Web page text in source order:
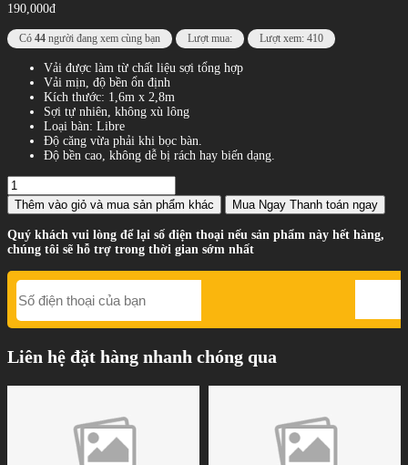
190,000đ
Có 44 người đang xem cùng bạn Lượt mua: Lượt xem: 410
Vải được làm từ chất liệu sợi tổng hợp
Vải mịn, độ bền ổn định
Kích thước: 1,6m x 2,8m
Sợi tự nhiên, không xù lông
Loại bàn: Libre
Độ căng vừa phải khi bọc bàn.
Độ bền cao, không dễ bị rách hay biến dạng.
Thêm vào giỏ và mua sản phẩm khác Mua Ngay Thanh toán ngay
Quý khách vui lòng để lại số điện thoại nếu sản phẩm này hết hàng,
chúng tôi sẽ hỗ trợ trong thời gian sớm nhất
Liên hệ đặt hàng nhanh chóng qua